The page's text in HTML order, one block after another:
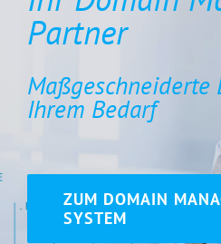
Partner
Maßgeschneiderte
Ihrem Bedarf
ZUM DOMAIN
SYSTEM